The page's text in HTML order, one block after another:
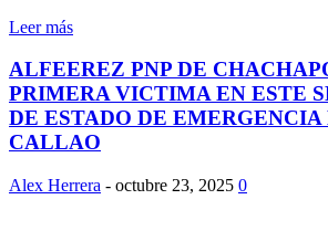
Leer más
ALFEEREZ PNP DE
PRIMERA VICTIMA EN ESTE
DE ESTADO DE
CALLAO
Alex Herrera - octubre 23, 2025 0